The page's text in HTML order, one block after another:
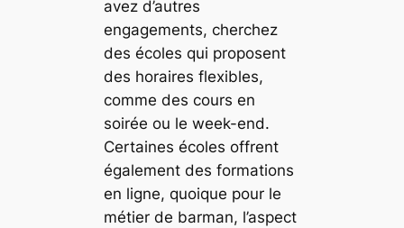
avez d’autres
engagements, cherchez
des écoles qui proposent
des horaires flexibles,
comme des cours en
soirée ou le week-end.
Certaines écoles offrent
également des formations
en ligne, quoique pour le
métier de barman, l’aspect